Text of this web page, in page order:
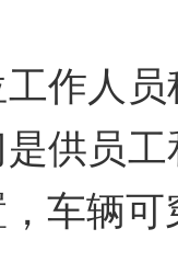
作人
供员
车辆可